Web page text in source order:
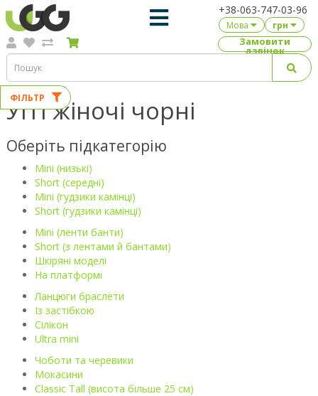
+38-063-747-03-96
Мова грн
Замовити
дзвінок
Уггі жіночі чорні
Оберіть підкатегорію
Mini (низькі)
Short (середні)
Mini (гудзики камінці)
Short (гудзики камінці)
Mini (ленти банти)
Short (з лентами й бантами)
Шкіряні моделі
На платформі
Ланцюги браслети
Із застібкою
Сілікон
Ultra mini
Чоботи та черевики
Мокасини
Classic Tall (висота більше 25 см)
ФІЛЬТР